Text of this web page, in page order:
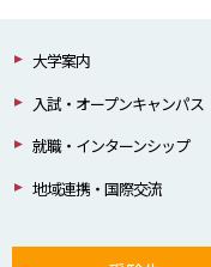
大学案内
入試・オープンキャンパス
就職・インターンシップ
地域連携・国際交流